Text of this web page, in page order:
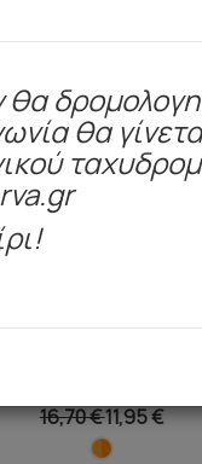
16,70 €11,95 €
θα
θα